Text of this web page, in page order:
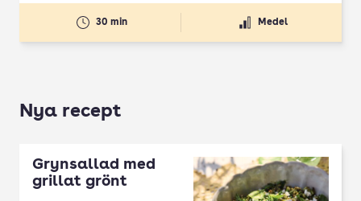
30 min Medel
Nya recept
Grynsallad med
grillat grönt